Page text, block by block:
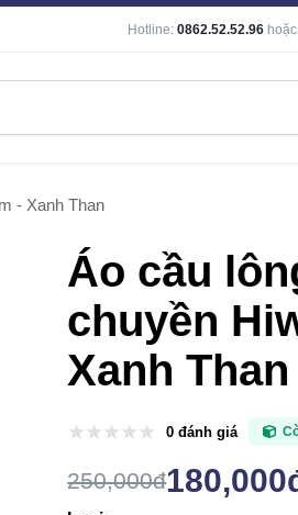
Hotline: 0862.52.52.96 hoặc
- Xanh Than
Áo cầu
chuyền
Xanh Than
0 đánh giá
250,000đ